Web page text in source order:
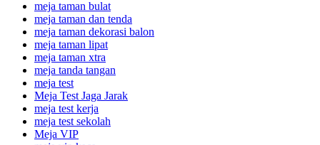
meja taman bulat
meja taman dan tenda
meja taman dekorasi balon
meja taman lipat
meja taman xtra
meja tanda tangan
meja test
Meja Test Jaga Jarak
meja test kerja
meja test sekolah
Meja VIP